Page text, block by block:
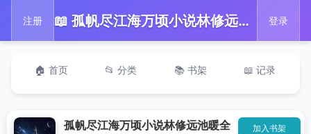
注册 📖 孤帆尽江海万顷小说林修远池暖全文免费阅读无弹窗大结局 登录
🏠 首页 📂 分类 📚 书架 📖 记录
孤帆尽江海万顷小说林修远池暖全
加入书架